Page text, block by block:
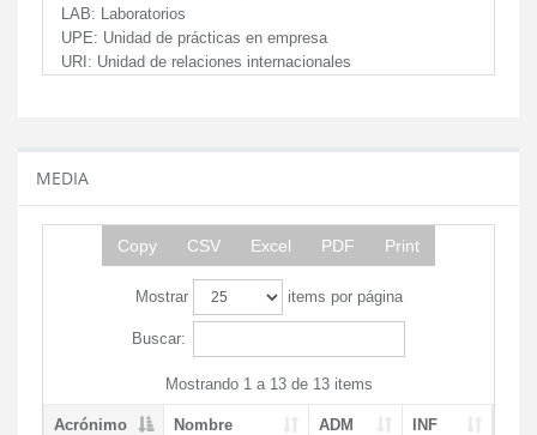
LAB: Laboratorios
UPE: Unidad de prácticas en empresa
URI: Unidad de relaciones internacionales
MEDIA
Copy CSV Excel PDF Print
Mostrar items por página
Buscar:
Mostrando 1 a 13 de 13 items
Acrónimo Nombre ADM INF